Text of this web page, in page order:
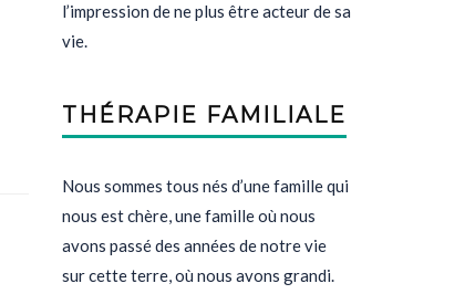
l’impression de ne plus être acteur de sa
vie.
THÉRAPIE FAMILIALE
Nous sommes tous nés d’une famille qui
nous est chère, une famille où nous
avons passé des années de notre vie
sur cette terre, où nous avons grandi.